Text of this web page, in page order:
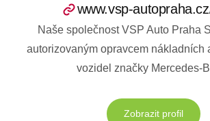
www.vsp-
Naše společnost VSP Auto Praha
autorizovaným opravcem nákladních
vozidel značky Mercedes-
Zobrazit profil